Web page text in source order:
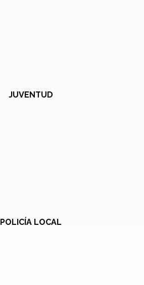
JUVENTUD
POLICÍA LOCAL